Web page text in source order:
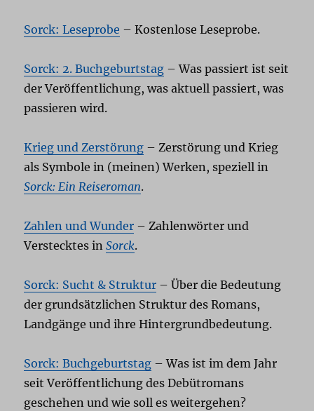
Sorck: Leseprobe – Kostenlose Leseprobe.
Sorck: 2. Buchgeburtstag – Was passiert ist seit
der Veröffentlichung, was aktuell passiert, was
passieren wird.
Krieg und Zerstörung – Zerstörung und Krieg
als Symbole in (meinen) Werken, speziell in
Sorck: Ein Reiseroman.
Zahlen und Wunder – Zahlenwörter und
Verstecktes inSorck.
Sorck: Sucht & Struktur – Über die Bedeutung
der grundsätzlichen Struktur des Romans,
Landgänge und ihre Hintergrundbedeutung.
Sorck: Buchgeburtstag – Was ist im dem Jahr
seit Veröffentlichung des Debütromans
geschehen und wie soll es weitergehen?